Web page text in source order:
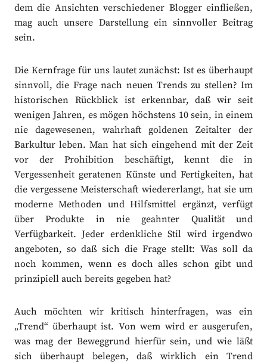
dem die Ansichten verschiedener Blogger einfließen,
mag auch unsere Darstellung ein sinnvoller Beitrag
sein.
Die Kernfrage für uns lautet zunächst: Ist es überhaupt
sinnvoll, die Frage nach neuen Trends zu stellen? Im
historischen Rückblick ist erkennbar, daß wir seit
wenigen Jahren, es mögen höchstens 10 sein, in einem
nie dagewesenen, wahrhaft goldenen Zeitalter der
Barkultur leben. Man hat sich eingehend mit der Zeit
vor der Prohibition beschäftigt, kennt die in
Vergessenheit geratenen Künste und Fertigkeiten, hat
die vergessene Meisterschaft wiedererlangt, hat sie um
moderne Methoden und Hilfsmittel ergänzt, verfügt
über Produkte in nie geahnter Qualität und
Verfügbarkeit. Jeder erdenkliche Stil wird irgendwo
angeboten, so daß sich die Frage stellt: Was soll da
noch kommen, wenn es doch alles schon gibt und
prinzipiell auch bereits gegeben hat?
Auch möchten wir kritisch hinterfragen, was ein
„Trend“ überhaupt ist. Von wem wird er ausgerufen,
was mag der Beweggrund hierfür sein, und wie läßt
sich überhaupt belegen, daß wirklich ein Trend